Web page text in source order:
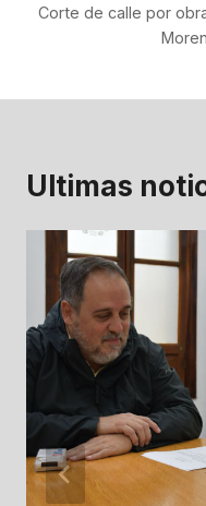
Corte de calle por
Ultimas